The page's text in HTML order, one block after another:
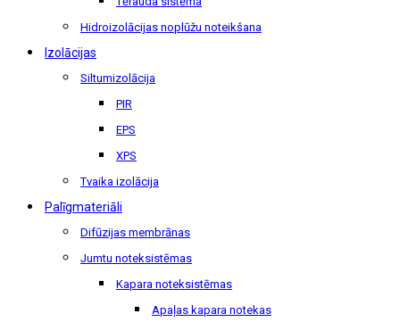
Hidroizolācijas noplūžu noteikšana
Izolācijas
Siltumizolācija
PIR
EPS
XPS
Tvaika izolācija
Palīgmateriāli
Difūzijas membrānas
Jumtu noteksistēmas
Kapara noteksistēmas
Apaļas kapara notekas